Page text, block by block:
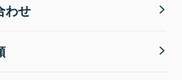
わせ